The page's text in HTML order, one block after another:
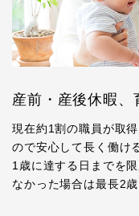
産前・産後休暇、
現在約1割の職員が取
ので安心して長く働け
1歳に達する日までを
なかった場合は最長2